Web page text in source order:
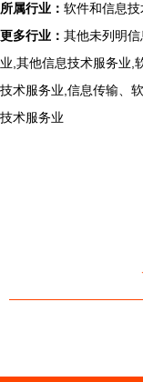
所属行业： 软件和信息技
更多行业： 其他未列明
业,其他信息技术服务业,
技术服务业,信息传输、
技术服务业